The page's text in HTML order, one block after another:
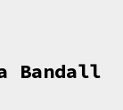
Bandall